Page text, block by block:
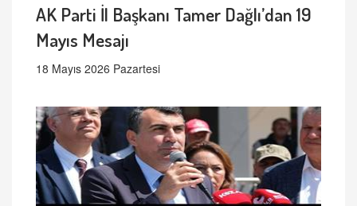
AK Parti İl Başkanı Tamer Dağlı’dan 19
Mayıs Mesajı
18 Mayıs 2026 Pazartesi